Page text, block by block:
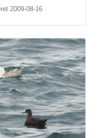
2009-08-16